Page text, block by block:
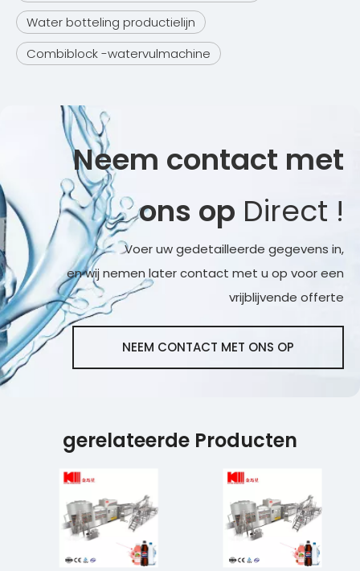
Water botteling productielijn
Combiblock -watervulmachine
Neem contact met
ons op Direct !
Voer uw gedetailleerde gegevens in,
en wij nemen later contact met u op voor een
vrijblijvende offerte
NEEM CONTACT MET ONS OP
gerelateerde Producten